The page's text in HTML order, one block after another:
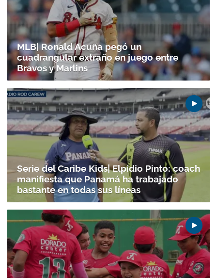
MLB| Ronald Acuña pegó un
cuadrangular extraño en juego entre
Bravos y Marlins
Serie del Caribe Kids| Elpidio Pinto: coach
manifiesta que Panamá ha trabajado
bastante en todas sus líneas